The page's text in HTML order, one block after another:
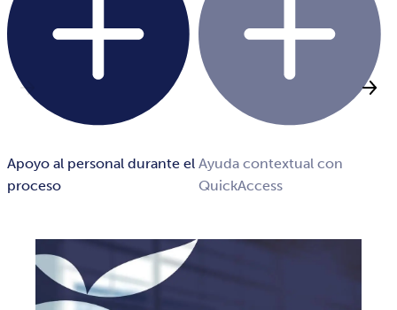
Apoyo al personal durante el
proceso
Ayuda contextual con
QuickAccess